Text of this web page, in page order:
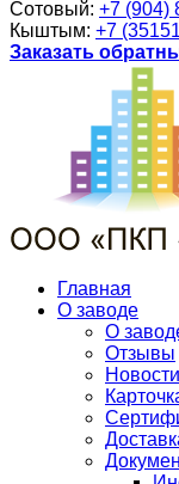
Сотовый: +7 (904)
Кыштым: +7
Заказать
Главная
О заводе
О
Отзывы